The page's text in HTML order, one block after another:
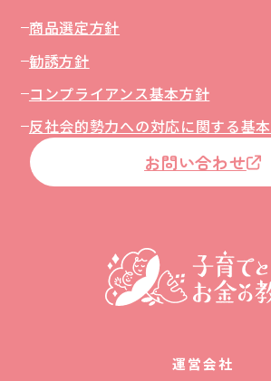
運営会社
商品選定方針
勧誘方針
コンプライアンス基本方針
反社会的勢力への対応に関する基
お問い合わせ